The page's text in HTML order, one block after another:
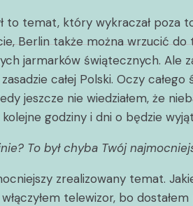
to temat, który wykraczał poza
Berlin także można wrzucić
jarmarków świątecznych. Ale
całej Polski. Oczy
jeszcze nie wiedziałem, że
godziny i dni o będzie
To był chyba Twój
zrealizowany temat.
telewizor, bo